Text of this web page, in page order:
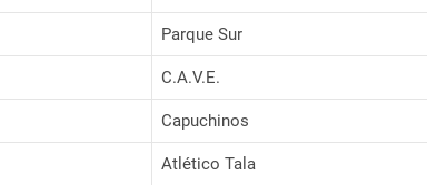
Parque Sur
C.A.V.E.
Capuchinos
Atlético Tala